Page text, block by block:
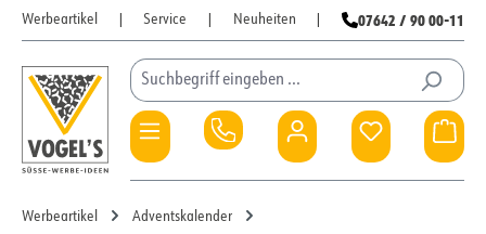
Zum Hauptinhalt springen
Werbeartikel Service Neuheiten 07642 / 90 00-11
Du hast 0
Werbeartikel
Adventskalender